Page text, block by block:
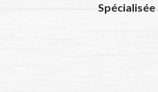
Spécialisée